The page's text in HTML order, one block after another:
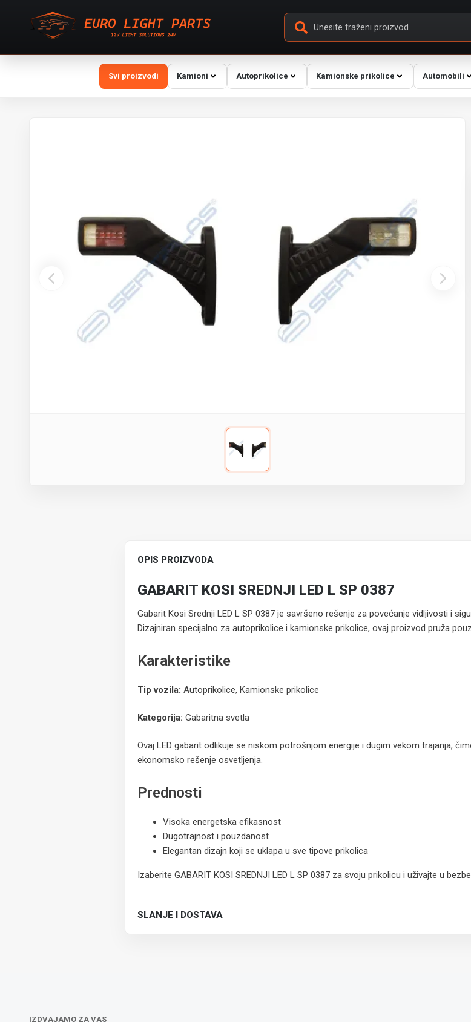
Svi proizvodi Kamioni Autoprikolice Kamionske prikolice Automobili
OPIS PROIZVODA
GABARIT KOSI SREDNJI LED L SP 0387
Gabarit Kosi Srednji LED L SP 0387 je savršeno rešenje za povećanje vidljivosti i
Dizajniran specijalno za autoprikolice i kamionske prikolice, ovaj proizvod pruža
Karakteristike
Tip vozila: Autoprikolice, Kamionske prikolice
Kategorija: Gabaritna svetla
Ovaj LED gabarit odlikuje se niskom potrošnjom energije i dugim vekom trajanja,
ekonomsko rešenje osvetljenja.
Prednosti
Visoka energetska efikasnost
Dugotrajnost i pouzdanost
Elegantan dizajn koji se uklapa u sve tipove prikolica
Izaberite GABARIT KOSI SREDNJI LED L SP 0387 za svoju prikolicu i uživajte u
SLANJE I DOSTAVA
IZDVAJAMO ZA VAS